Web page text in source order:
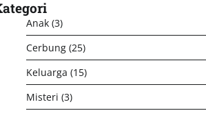
Anak (3)
Cerbung (25)
Keluarga (15)
Misteri (3)